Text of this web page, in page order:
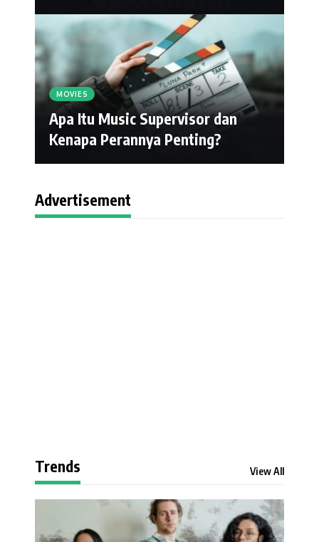
MOVIES
Apa Itu Music Supervisor dan
Kenapa Perannya Penting?
Advertisement
Trends View All